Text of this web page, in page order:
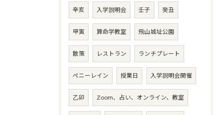
辛亥 入学説明会 壬子 癸丑
甲寅 算命学教室 飛山城址公園
散策 レストラン ランチプレート
ペニーレイン 授業日 入学説明会開催
乙卯 Zoom、占い、オンライン、教室